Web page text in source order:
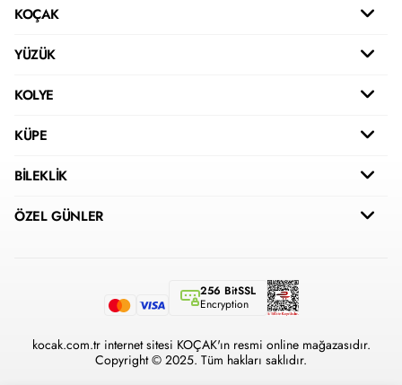
KOÇAK
YÜZÜK
KOLYE
KÜPE
BİLEKLİK
ÖZEL GÜNLER
256 BitSSL
Encryption
kocak.com.tr internet sitesi KOÇAK'ın resmi online mağazasıdır.
Copyright © 2025. Tüm hakları saklıdır.